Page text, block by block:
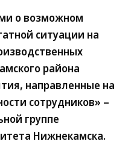
о возможном
ситуации на
района
направленные на
сотрудников» –
группе
Нижнекамска.